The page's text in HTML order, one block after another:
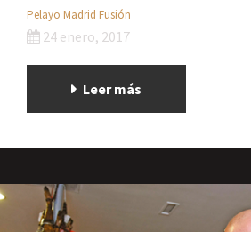
Pelayo Madrid Fusión
24 enero, 2017
Leer más